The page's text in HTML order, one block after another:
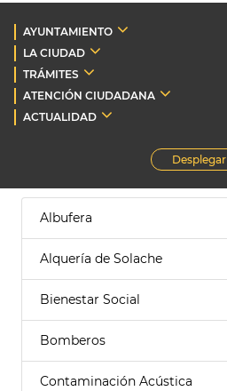
AYUNTAMIENTO
LA CIUDAD
TRÁMITES
ATENCIÓN CIUDADANA
ACTUALIDAD
Desplegar
Albufera
Alquería de Solache
Bienestar Social
Bomberos
Contaminación Acústica